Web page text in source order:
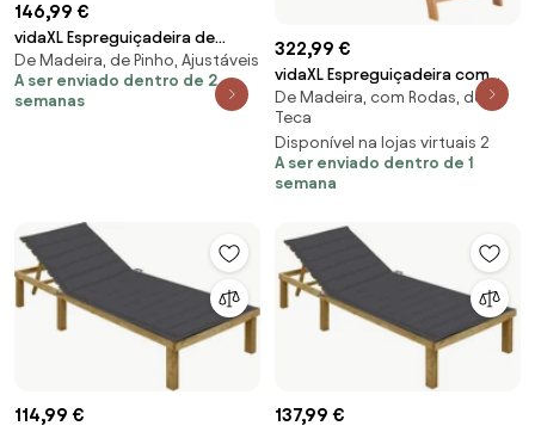
146,99 €
vidaXL Espreguiçadeira de
jardim com mesa e almofadão
pinho impregnado
De Madeira, de Pinho, Ajustáveis
A ser enviado dentro de 2
semanas
322,99 €
vidaXL Espreguiçadeira com
almofadão cinza-acast.
madeira teca maciça
De Madeira, com Rodas, de
Teca
Disponível na lojas virtuais 2
A ser enviado dentro de 1
semana
114,99 € 137,99 €